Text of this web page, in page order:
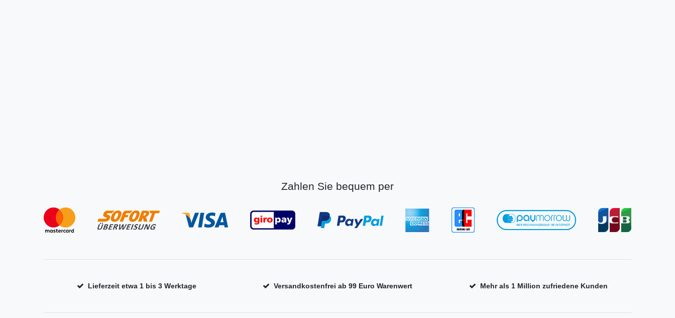
Zahlen Sie bequem per
Lieferzeit etwa 1 bis 3 Werktage Versandkostenfrei ab 99 Euro Warenwert Mehr als 1 Million zufriedene Kunden